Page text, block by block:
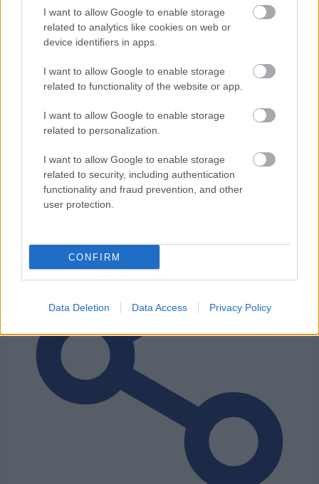
I want to allow Google to enable storage
related to analytics like cookies on web or
device identifiers in apps.
I want to allow Google to enable storage
related to functionality of the website or app.
I want to allow Google to enable storage
related to personalization.
I want to allow Google to enable storage
related to security, including authentication
functionality and fraud prevention, and other
user protection.
CONFIRM
Data Deletion Data Access Privacy Policy
2009 Liberec 3+0+5=8
2011 Oslo 1+1+2=4
2015 Falun 0+0+1=1
ovat tulleet maastohiihdosta. Mäkihyppy ja
yhdistetty olivat mitalikannassa vielä 2007
Sapporossa.
– Kestävyysurheilu.fi – STT